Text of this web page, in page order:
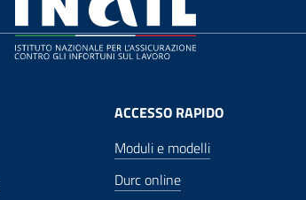
ACCESSO RAPIDO
Moduli e modelli
Durc online